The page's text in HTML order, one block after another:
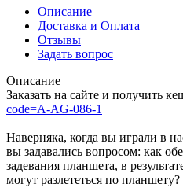
Описание
Доставка и Оплата
Отзывы
Задать вопрос
Описание
Заказать на сайте и получить
code=A-AG-086-1
Наверняка, когда вы играли в
вы задавались вопросом: как
задевания планшета, в
могут разлететься по планшету?